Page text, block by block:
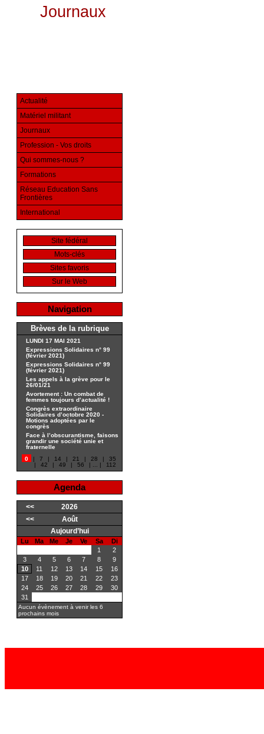
Journaux
Actualité
Matériel militant
Journaux
Profession - Vos droits
Qui sommes-nous ?
Formations
Réseau Education Sans
Frontières
International
Site fédéral
Mots-clés
Sites favoris
Sur le Web
Navigation
Brèves de la rubrique
LUNDI 17 MAI 2021
Expressions Solidaires n° 99
(février 2021)
Expressions Solidaires n° 99
(février 2021)
Les appels à la grève pour le
26/01/21
Avortement : Un combat de
femmes toujours d’actualité !
Congrès extraordinaire
Solidaires d’octobre 2020 -
Motions adoptées par le
congrès
Face à l’obscurantisme, faisons
grandir une société unie et
fraternelle
0
| 7 | 14 | 21 | 28 |
35
|
42 | 49 | 56 | | 112
Agenda
<<
2026
<<
Août
Aujourd’hui
Lu Ma Me Je Ve Sa
Di
1
2
3
4 5 6 7 8
9
10
11 12 13 14 15
16
17
18 19 20 21 22
23
24
25 26 27 28 29
30
31
Aucun évènement à venir les 6
prochains mois